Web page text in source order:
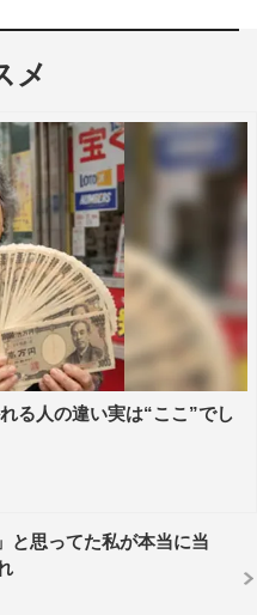
全10話。
菜々花、山川大遥、徳井
mohikan/
より放送
メ
る人の違い実は“ここ”でし
と思ってた私が本当に当